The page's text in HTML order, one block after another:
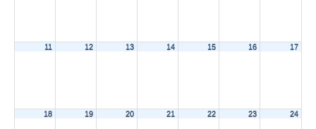
11 12 13 14 15 16 17
18 19 20 21 22 23 24